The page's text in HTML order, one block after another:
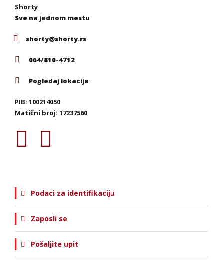
Shorty
Sve na jednom mestu
shorty@shorty.rs
064/810-4712
Pogledaj lokacije
PIB: 100214050
Matični broj: 17237560
Podaci za identifikaciju
Zaposli se
Pošaljite upit